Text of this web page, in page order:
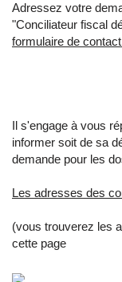
Adressez votre
"Conciliateur fiscal
formulaire de
Il s'engage à vous
informer soit de sa
demande pour les
Les adresses des
(vous trouverez les
cette page